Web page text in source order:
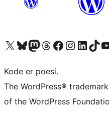
Besøg vores X (tidligere Twitter) konto
Besøg vores Bluesky-konto
Besøg vores Mastodon konto
Besøg vores Threads-konto
Besøg vores Facebook sideBesøg vores Instagram konto
Besøg vores LinkedIn konto
Besøg voresBesøg
Kode er poesi.
The WordPress®
of the WordPress